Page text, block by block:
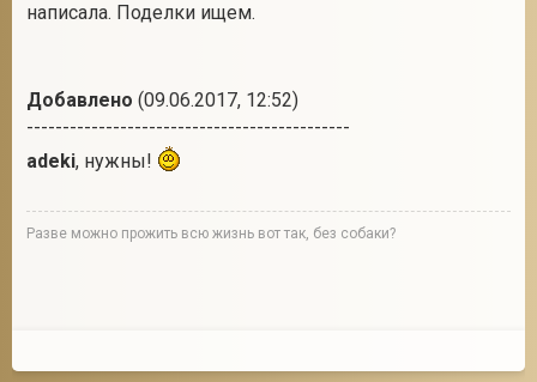
написала. Поделки ищем.
Добавлено (09.06.2017, 12:52)
---------------------------------------------
adeki, нужны!
Разве можно прожить всю жизнь вот так, без собаки?